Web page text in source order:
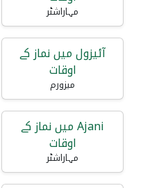
مہاراشٹر
آئیزول میں نماز کے
اوقات
میزورم
Ajani میں نماز کے
اوقات
مہاراشٹر